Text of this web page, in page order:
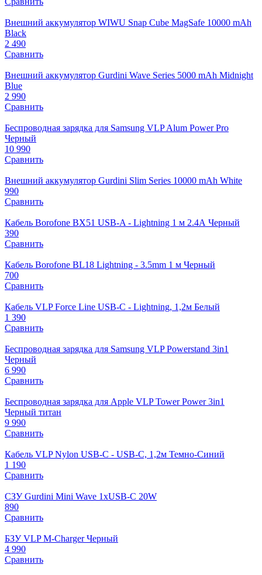
Внешний аккумулятор WIWU Snap Cube MagSafe 10000 mAh
Black
2 490
Сравнить
Внешний аккумулятор Gurdini Wave Series 5000 mAh Midnight
Blue
2 990
Сравнить
Беспроводная зарядка для Samsung VLP Alum Power Pro
Черный
10 990
Сравнить
Внешний аккумулятор Gurdini Slim Series 10000 mAh White
990
Сравнить
Кабель Borofone BX51 USB-A - Lightning 1 м 2.4А Черный
390
Сравнить
Кабель Borofone BL18 Lightning - 3.5mm 1 м Черный
700
Сравнить
Кабель VLP Force Line USB-C - Lightning, 1,2м Белый
1 390
Сравнить
Беспроводная зарядка для Samsung VLP Powerstand 3in1
Черный
6 990
Сравнить
Беспроводная зарядка для Apple VLP Tower Power 3in1
Черный титан
9 990
Сравнить
Кабель VLP Nylon USB-C - USB-C, 1,2м Темно-Синий
1 190
Сравнить
СЗУ Gurdini Mini Wave 1xUSB-C 20W
890
Сравнить
БЗУ VLP M-Charger Черный
4 990
Сравнить